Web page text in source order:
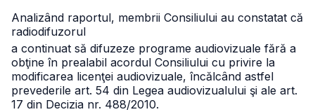
Analizând raportul, membrii Consiliului au constatat că
radiodifuzorul
a continuat să difuzeze programe audiovizuale fără a
obţine în prealabil acordul Consiliului cu privire la
modificarea licenţei audiovizuale, încălcând astfel
prevederile art. 54 din Legea audiovizualului şi ale art.
17 din Decizia nr. 488/2010.